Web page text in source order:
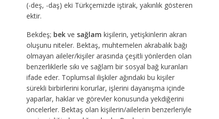
(-deş, -daş) eki Türkçemizde iştirak, yakınlık gösteren
ektir.
Bekdeş; bek ve sağlam kişilerin, yetişkinlerin akran
oluşunu niteler. Bektaş, muhtemelen akrabalık bağı
olmayan aileler/kişiler arasında çeşitli yönlerden olan
benzerliklerle sıkı ve sağlam bir sosyal bağ kuranları
ifade eder. Toplumsal ilişkiler ağındaki bu kişiler
sürekli birbirlerini korurlar, işlerini dayanışma içinde
yaparlar, haklar ve görevler konusunda yekdiğerini
öncelerler. Bektaş olan kişilerin/ailelerin benzerleriyle